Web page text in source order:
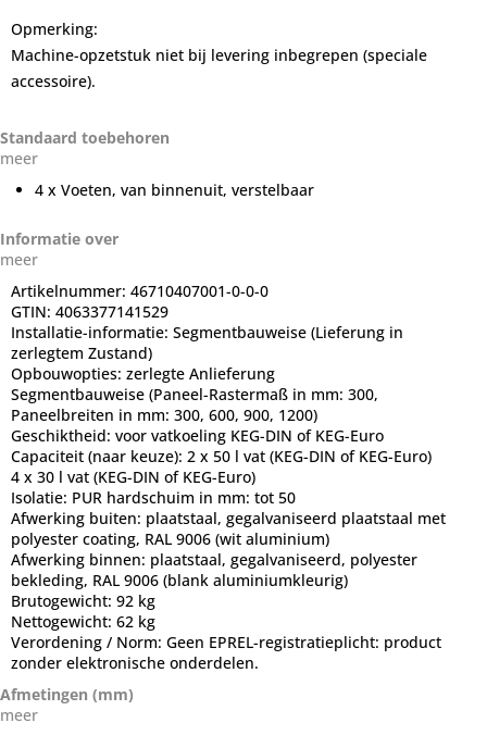
Opmerking:
Machine-opzetstuk niet bij levering inbegrepen (speciale
accessoire).
Standaard toebehoren
meer
4 x Voeten, van binnenuit, verstelbaar
Informatie over
meer
Artikelnummer: 46710407001-0-0-0
GTIN: 4063377141529
Installatie-informatie: Segmentbauweise (Lieferung in
zerlegtem Zustand)
Opbouwopties: zerlegte Anlieferung
Segmentbauweise (Paneel-Rastermaß in mm: 300,
Paneelbreiten in mm: 300, 600, 900, 1200)
Geschiktheid: voor vatkoeling KEG-DIN of KEG-Euro
Capaciteit (naar keuze): 2 x 50 l vat (KEG-DIN of KEG-Euro)
4 x 30 l vat (KEG-DIN of KEG-Euro)
Isolatie: PUR hardschuim in mm: tot 50
Afwerking buiten: plaatstaal, gegalvaniseerd plaatstaal met
polyester coating, RAL 9006 (wit aluminium)
Afwerking binnen: plaatstaal, gegalvaniseerd, polyester
bekleding, RAL 9006 (blank aluminiumkleurig)
Brutogewicht: 92 kg
Nettogewicht: 62 kg
Verordening / Norm: Geen EPREL-registratieplicht: product
zonder elektronische onderdelen.
Afmetingen (mm)
meer